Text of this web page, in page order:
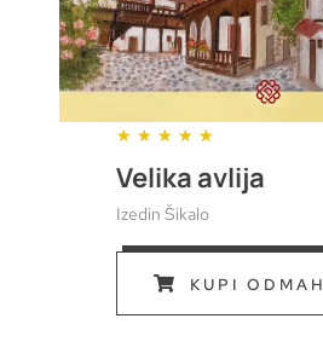
★ ★ ★ ★ ★
Velika avlija
Izedin Šikalo
KUPI ODMAH